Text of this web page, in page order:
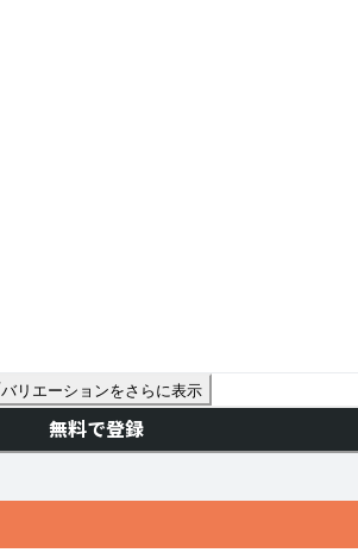
バリエーションをさらに表示
無料で登録